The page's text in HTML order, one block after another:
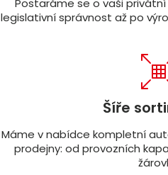
Postaráme se o vaši
legislativní správnost až po
Šíře
Máme v nabídce kompletní
prodejny: od provozních